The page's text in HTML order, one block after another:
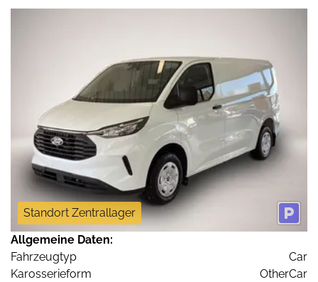
Standort Zentrallager
Allgemeine Daten:
Fahrzeugtyp
Car
Karosserieform
OtherCar